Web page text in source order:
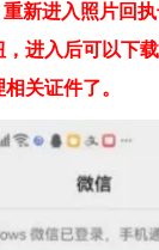
新进入照片回
，进入后可以下
关证件了。